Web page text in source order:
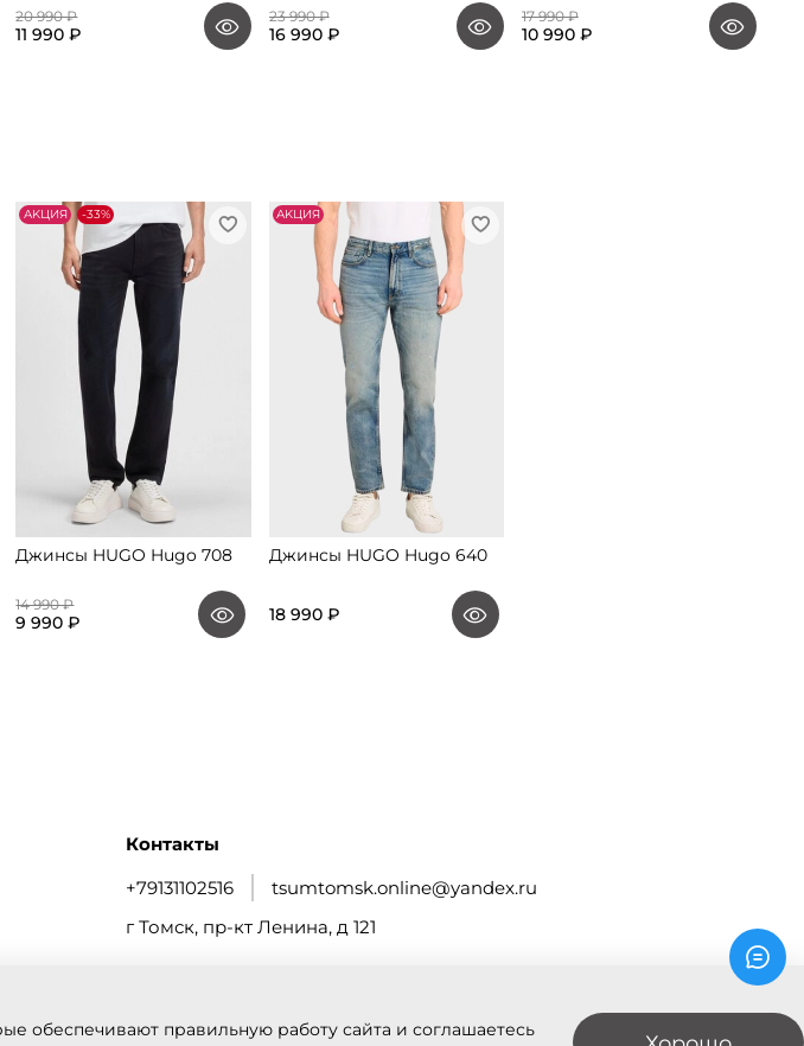
20 990 ₽
11 990 ₽
23 990 ₽
16 990 ₽
17 990 ₽
10 990 ₽
АKЦИЯ -33%
Джинсы HUGO Hugo 708
14 990 ₽
9 990 ₽
АKЦИЯ
Джинсы HUGO Hugo 640
18 990 ₽
Контакты
+79131102516
tsumtomsk.online@yandex.ru
г Томск, пр-кт Ленина, д 121
обеспечивают правильную работу сайта и соглашаетесь